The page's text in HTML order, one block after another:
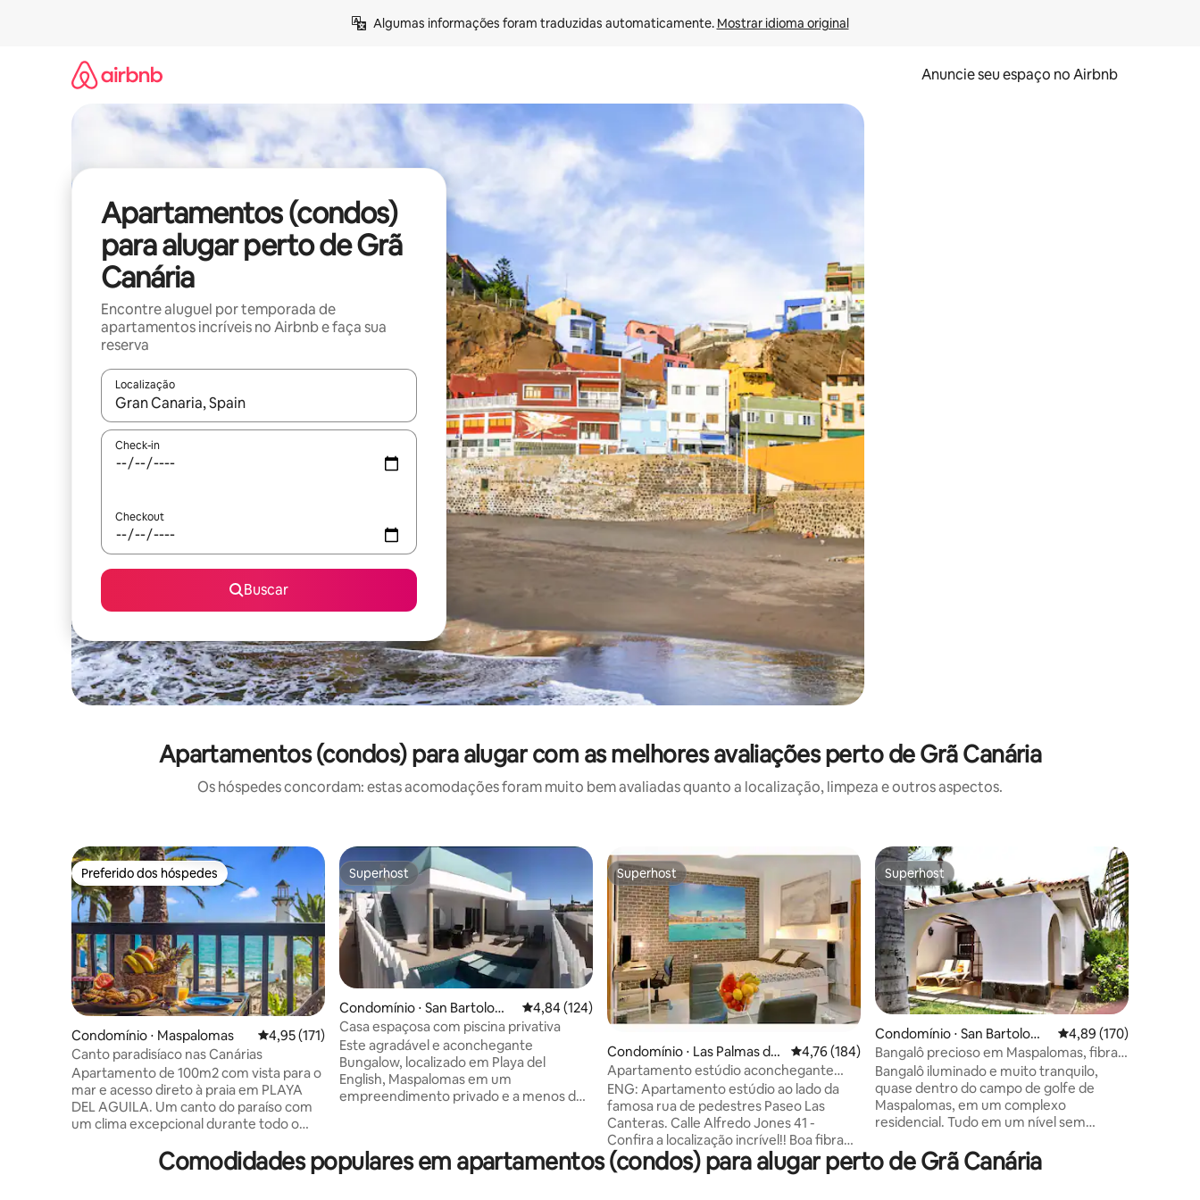
Algumas informações foram traduzidas automaticamente. Mostrar idioma original
Anuncie seu espaço no Airbnb
Apartamentos (condos)
para alugar perto de Grã
Canária
Encontre aluguel por temporada de
apartamentos incríveis no Airbnb e faça sua
reserva
Localização
Quando os resultados estiverem disponíveis, explore-os usando as seta para cima e para baixo do teclado ou tocando e deslizando o dedo na tela.
Check-in
Checkout
Buscar
Apartamentos (condos) para alugar com as melhores avaliações perto de Grã Canária
Os hóspedes concordam: estas acomodações foram muito bem avaliadas quanto a localização, limpeza e outros aspectos.
Preferido dos hóspedes
Preferido dos hóspedes
Condomínio ⋅ Maspalomas 4,95 de uma avaliação média de 5, 171 avaliações
4,95 (171)
Canto paradisíaco nas Canárias
Apartamento de 100m2 com vista para o
mar e acesso direto à praia em PLAYA
DEL AGUILA. Um canto do paraíso com
um clima excepcional durante todo o
famílias e escapadelas românticas. Venha
e recarregue ao máximo! Ampla sala de
Superhost
Superhost
Condomínio ⋅ San Bartolomé
de Tirajana
4,84 de uma avaliação média de 5, 124 avaliações
4,84 (124)
Casa espaçosa com piscina privativa
Este agradável e aconchegante
Bungalow, localizado em Playa del
English, Maspalomas em um
empreendimento privado e a menos de
casas de banho, uma espaçosa cozinha
de sala e um terraço com piscina privada.
Superhost
Superhost
Condomínio ⋅ Las Palmas da
Gran Canária
4,76 de uma avaliação média de 5, 184 avaliações
4,76 (184)
Apartamento estúdio aconchegante
com Wi-Fi na praia - Las Canteras
ENG: Apartamento estúdio ao lado da
famosa rua de pedestres Paseo Las
Canteras. Calle Alfredo Jones 41 -
Confira a localização incrível!! Boa fibra
Wi-Fi. 35 metros quadrados, cama de
casal confortável, cozinha totalmente
Superhost
Superhost
Condomínio ⋅ San Bartolomé
de Tirajana
4,89 de uma avaliação
4,89 (170)
Bangalô precioso em Maspalomas, fibra
ótica + Wi-Fi
Bangalô iluminado e muito tranquilo,
quase dentro do campo de golfe de
Maspalomas, em um complexo
residencial. Tudo em um nível sem
Restaurantes, supermercados e muito
mais nas proximidades. Satisfação
Comodidades populares em apartamentos (condos) para alugar perto de Grã Canária